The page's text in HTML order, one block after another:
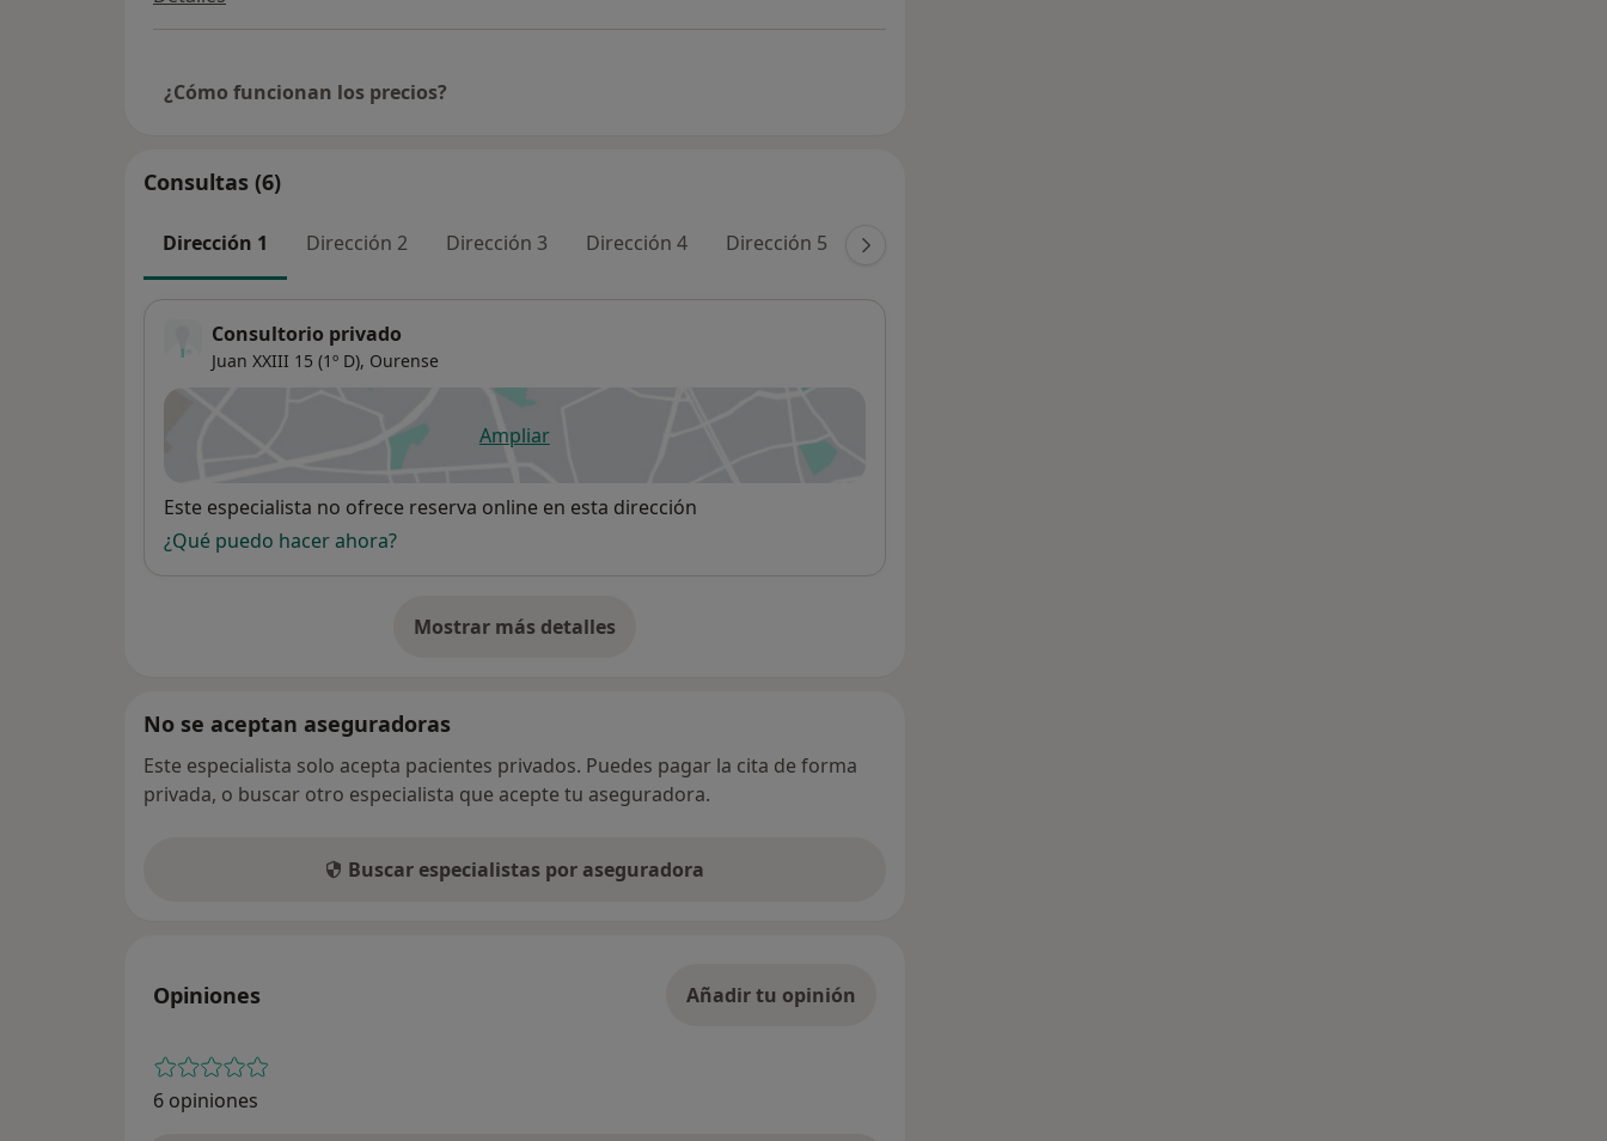
¿Cómo funcionan los precios?
Consultas (6)
Dirección 1 Dirección 2 Dirección 3 Dirección 4 Dirección 5 Dirección 6
Consultorio privado
Juan XXIII 15 (1º D), Ourense
Ampliarse abre en una nueva pestaña
Disponibilidad
Este especialista no ofrece reserva online en esta dirección
¿Qué puedo hacer ahora?
Mostrar más detalles
sobre la dirección
No se aceptan aseguradoras
Este especialista solo acepta pacientes privados. Puedes pagar la cita de forma
privada, o buscar otro especialista que acepte tu aseguradora.
Buscar especialistas por aseguradora
Opiniones Añadir tu opinión
6 opiniones